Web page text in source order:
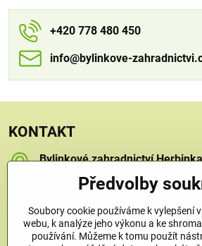
+420 778 480 450
info​​@bylinkove-
KONTAKT
Bylinkové zahradnictví Herbinka
Na Křečku 346
+420 778 480 450
Předvolby
Soubory cookie používáme k vylepšení
webu, k analýze jeho výkonu a ke
používání. Můžeme k tomu použít